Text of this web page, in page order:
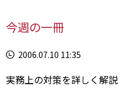
今週の一冊
2006.07.10 11:35
実務上の対策を詳しく解説